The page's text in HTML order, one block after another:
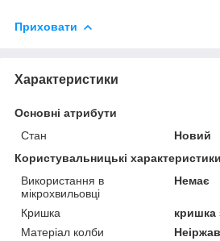
Приховати
Характеристики
Основні атрибути
Стан
Новий
Користувальницькі характеристики
Використання в
мікрохвильовці
Немає
Кришка
кришка
Матеріал колби